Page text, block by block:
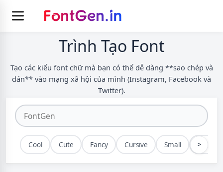
Trình Tạo Font
Tạo các kiểu font chữ mà bạn có thể dễ dàng **sao chép và
dán** vào mạng xã hội của mình (Instagram, Facebook và
Twitter).
Cool Cute Fancy Cursive Small Bold
>